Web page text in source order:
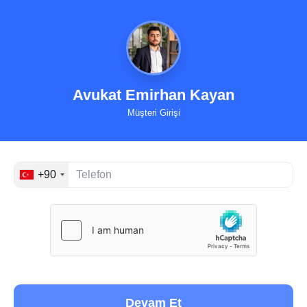
Avukat Emirhan Kayan
Müşteri Girişi
+90
Devam Et